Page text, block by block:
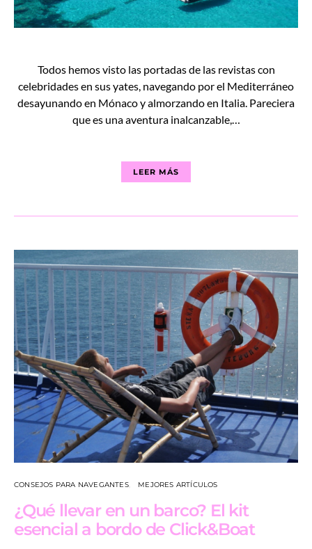
Todos hemos visto las portadas de las revistas con
celebridades en sus yates, navegando por el Mediterráneo
desayunando en Mónaco y almorzando en Italia. Pareciera
que es una aventura inalcanzable,…
LEER MÁS
CONSEJOS PARA NAVEGANTES MEJORES ARTÍCULOS
¿Qué llevar en un barco? El kit
esencial a bordo de Click&Boat